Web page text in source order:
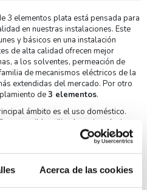
Acerca de las cookies
3 elementos plata está pensada para
en nuestras instalaciones. Este
y básicos en una instalación
de alta calidad ofrecen mejor
a los solventes, permeación de
de mecanismos eléctricos de la
extendidas del mercado. Por otro
de3 elementos.
ámbito es el uso doméstico.
es posible utilizarlo en instalaciones
es posible realizar la instalación